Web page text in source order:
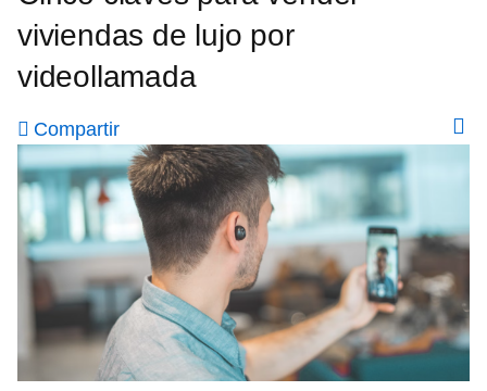
viviendas de lujo por
videollamada
Compartir